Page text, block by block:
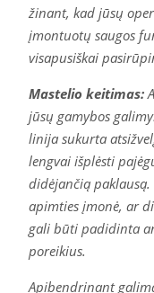
žinant, kad jūsų
įmontuotų saugos
visapusiškai
Mastelio keitimas:
jūsų gamybos
linija sukurta
lengvai išplėsti
didėjančią paklausą.
apimties įmonė, ar
gali būti padidinta
poreikius.
Apibendrinant